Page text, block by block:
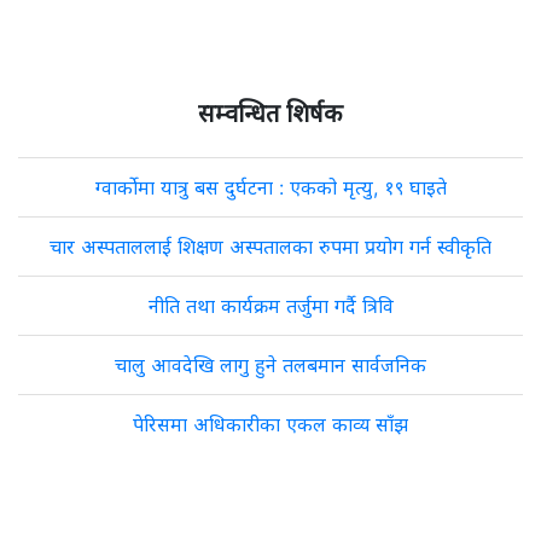
सम्वन्धित शिर्षक
ग्वार्कोमा यात्रु बस दुर्घटना : एकको मृत्यु, १९ घाइते
चार अस्पताललाई शिक्षण अस्पतालका रुपमा प्रयोग गर्न स्वीकृति
नीति तथा कार्यक्रम तर्जुमा गर्दै त्रिवि
चालु आवदेखि लागु हुने तलबमान सार्वजनिक
पेरिसमा अधिकारीका एकल काव्य साँझ